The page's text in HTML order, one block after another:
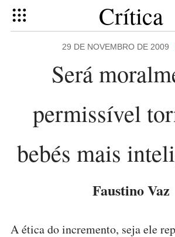
Crítica
29 DE NOVEMBRO DE 2009
Será
permissível
bebés mais
Faustino Vaz
A ética do incremento, seja ele